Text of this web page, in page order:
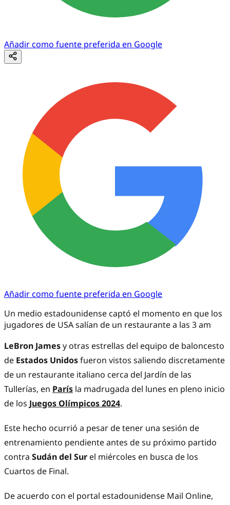
Añadir como fuente preferida en Google
Añadir como fuente preferida en Google
Un medio estadounidense captó el momento en que los
jugadores de USA salían de un restaurante a las 3 am
LeBron Jamesy otras estrellas del equipo de baloncesto
de Estados Unidosfueron vistos saliendo discretamente
de un restaurante italiano cerca del Jardín de las
Tullerías, en París la madrugada del lunes en pleno inicio
de los Juegos Olímpicos 2024.
Este hecho ocurrió a pesar de tener una sesión de
entrenamiento pendiente antes de su próximo partido
contra Sudán del Sur el miércoles en busca de los
Cuartos de Final.
De acuerdo con el portal estadounidense Mail Online,